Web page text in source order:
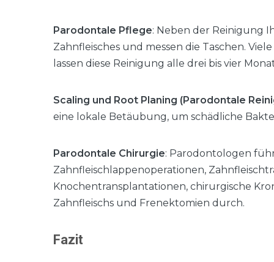
Parodontale Pflege: Neben der Reinigung
Zahnfleisches und messen die Taschen.
lassen diese Reinigung alle drei bis vier
Scaling und Root Planing (Parodontale
eine lokale Betäubung, um schädliche
Parodontale Chirurgie: Parodontologen
Zahnfleischlappenoperationen,
Knochentransplantationen, chirurgische
Zahnfleischs und Frenektomien durch.
Fazit